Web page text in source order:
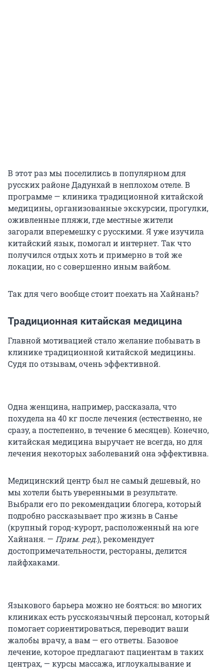
В этот раз мы поселились в популярном для
русских районе Дадунхай в неплохом отеле. В
программе — клиника традиционной китайской
медицины, организованные экскурсии, прогулки,
оживленные пляжи, где местные жители
загорали вперемешку с русскими. Я уже изучила
китайский язык, помогал и интернет. Так что
получился отдых хоть и примерно в той же
локации, но с совершенно иным вайбом.
Так для чего вообще стоит поехать на Хайнань?
Традиционная китайская медицина
Главной мотивацией стало желание побывать в
клинике традиционной китайской медицины.
Судя по отзывам, очень эффективной.
Одна женщина, например, рассказала, что
похудела на 40 кг после лечения (естественно, не
сразу, а постепенно, в течение 6 месяцев). Конечно,
китайская медицина выручает не всегда, но для
лечения некоторых заболеваний она эффективна.
Медицинский центр был не самый дешевый, но
мы хотели быть уверенными в результате.
Выбрали его по рекомендации блогера, который
подробно рассказывает про жизнь в Санье
(крупный город-курорт, расположенный на юге
Хайнаня. — Прим. ред.), рекомендует
достопримечательности, рестораны, делится
лайфхаками.
Языкового барьера можно не бояться: во многих
клиниках есть русскоязычный персонал, который
помогает сориентироваться, переводит ваши
жалобы врачу, а вам — его ответы. Базовое
лечение, которое предлагают пациентам в таких
центрах, — курсы массажа, иглоукалывание и